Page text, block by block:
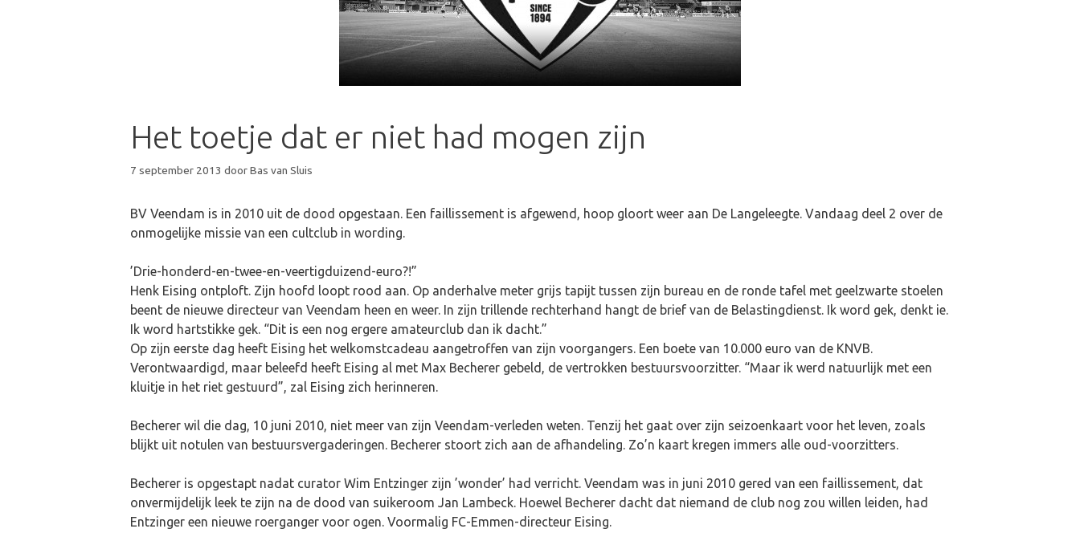
Het toetje dat er niet had mogen zijn
7 september 2013 doorBas van Sluis
BV Veendam is in 2010 uit de dood opgestaan. Een faillissement is afgewend, hoop gloort weer aan De Langeleegte. Vandaag deel 2 over de
onmogelijke missie van een cultclub in wording.
’Drie-honderd-en-twee-en-veertigduizend-euro?!”
Henk Eising ontploft. Zijn hoofd loopt rood aan. Op anderhalve meter grijs tapijt tussen zijn bureau en de ronde tafel met geelzwarte stoelen
beent de nieuwe directeur van Veendam heen en weer. In zijn trillende rechterhand hangt de brief van de Belastingdienst. Ik word gek, denkt ie.
Ik word hartstikke gek. “Dit is een nog ergere amateurclub dan ik dacht.”
Op zijn eerste dag heeft Eising het welkomstcadeau aangetroffen van zijn voorgangers. Een boete van 10.000 euro van de KNVB.
Verontwaardigd, maar beleefd heeft Eising al met Max Becherer gebeld, de vertrokken bestuursvoorzitter. “Maar ik werd natuurlijk met een
kluitje in het riet gestuurd”, zal Eising zich herinneren.
Becherer wil die dag, 10 juni 2010, niet meer van zijn Veendam-verleden weten. Tenzij het gaat over zijn seizoenkaart voor het leven, zoals
blijkt uit notulen van bestuursvergaderingen. Becherer stoort zich aan de afhandeling. Zo’n kaart kregen immers alle oud-voorzitters.
Becherer is opgestapt nadat curator Wim Entzinger zijn ’wonder’ had verricht. Veendam was in juni 2010 gered van een faillissement, dat
onvermijdelijk leek te zijn na de dood van suikeroom Jan Lambeck. Hoewel Becherer dacht dat niemand de club nog zou willen leiden, had
Entzinger een nieuwe roerganger voor ogen. Voormalig FC-Emmen-directeur Eising.